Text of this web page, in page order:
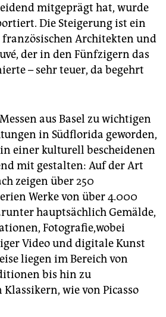
mitgeprägt hat, wurde
Die Steigerung ist ein
französischen Architekten und
der in den Fünfzigern das
– sehr teuer, da begehrt
aus Basel zu wichtigen
in Südflorida geworden,
in einer kulturell bescheidenen
mit gestalten: Auf der Art
zeigen über 250
Werke von über 4.000
hauptsächlich Gemälde,
Fotografie,wobei
Video und digitale Kunst
liegen im Bereich von
bis hin zu
wie von Picasso